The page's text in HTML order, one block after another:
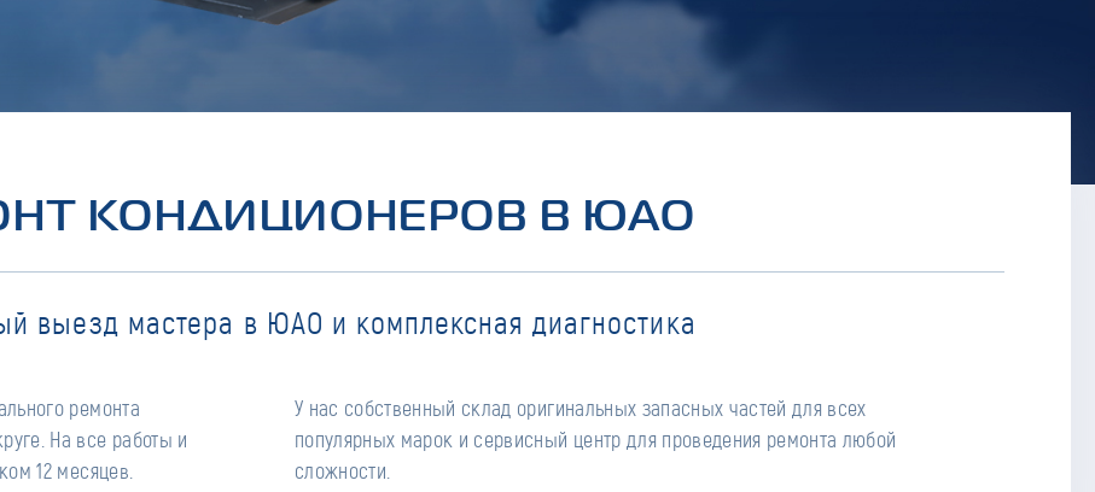
КОНДИЦИОНЕРОВ В ЮАО
выезд мастера в ЮАО и комплексная диагностика
ремонта
На все работы и
12 месяцев.
У нас собственный склад оригинальных запасных частей для всех
популярных марок и сервисный центр для проведения ремонта любой
сложности.